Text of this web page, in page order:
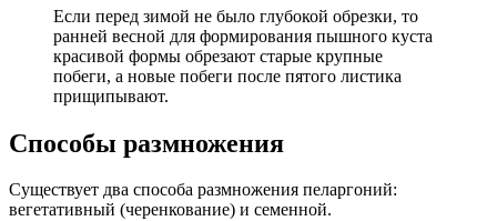
Если перед зимой не было глубокой обрезки, то
ранней весной для формирования пышного куста
красивой формы обрезают старые крупные
побеги, а новые побеги после пятого листика
прищипывают.
Способы размножения
Существует два способа размножения пеларгоний:
вегетативный (черенкование) и семенной.